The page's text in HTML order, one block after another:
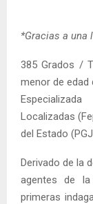
*Gracias a una
385 Grados /
menor de edad
Localizadas
del Estado
Derivado de la
agentes de
primeras